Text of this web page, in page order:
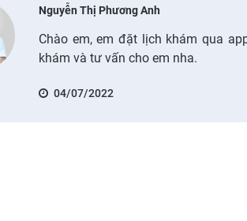
Nguyễn Thị Phương Anh
Chào em, em đặt lịch khám qua
khám và tư vấn cho em nha.
04/07/2022